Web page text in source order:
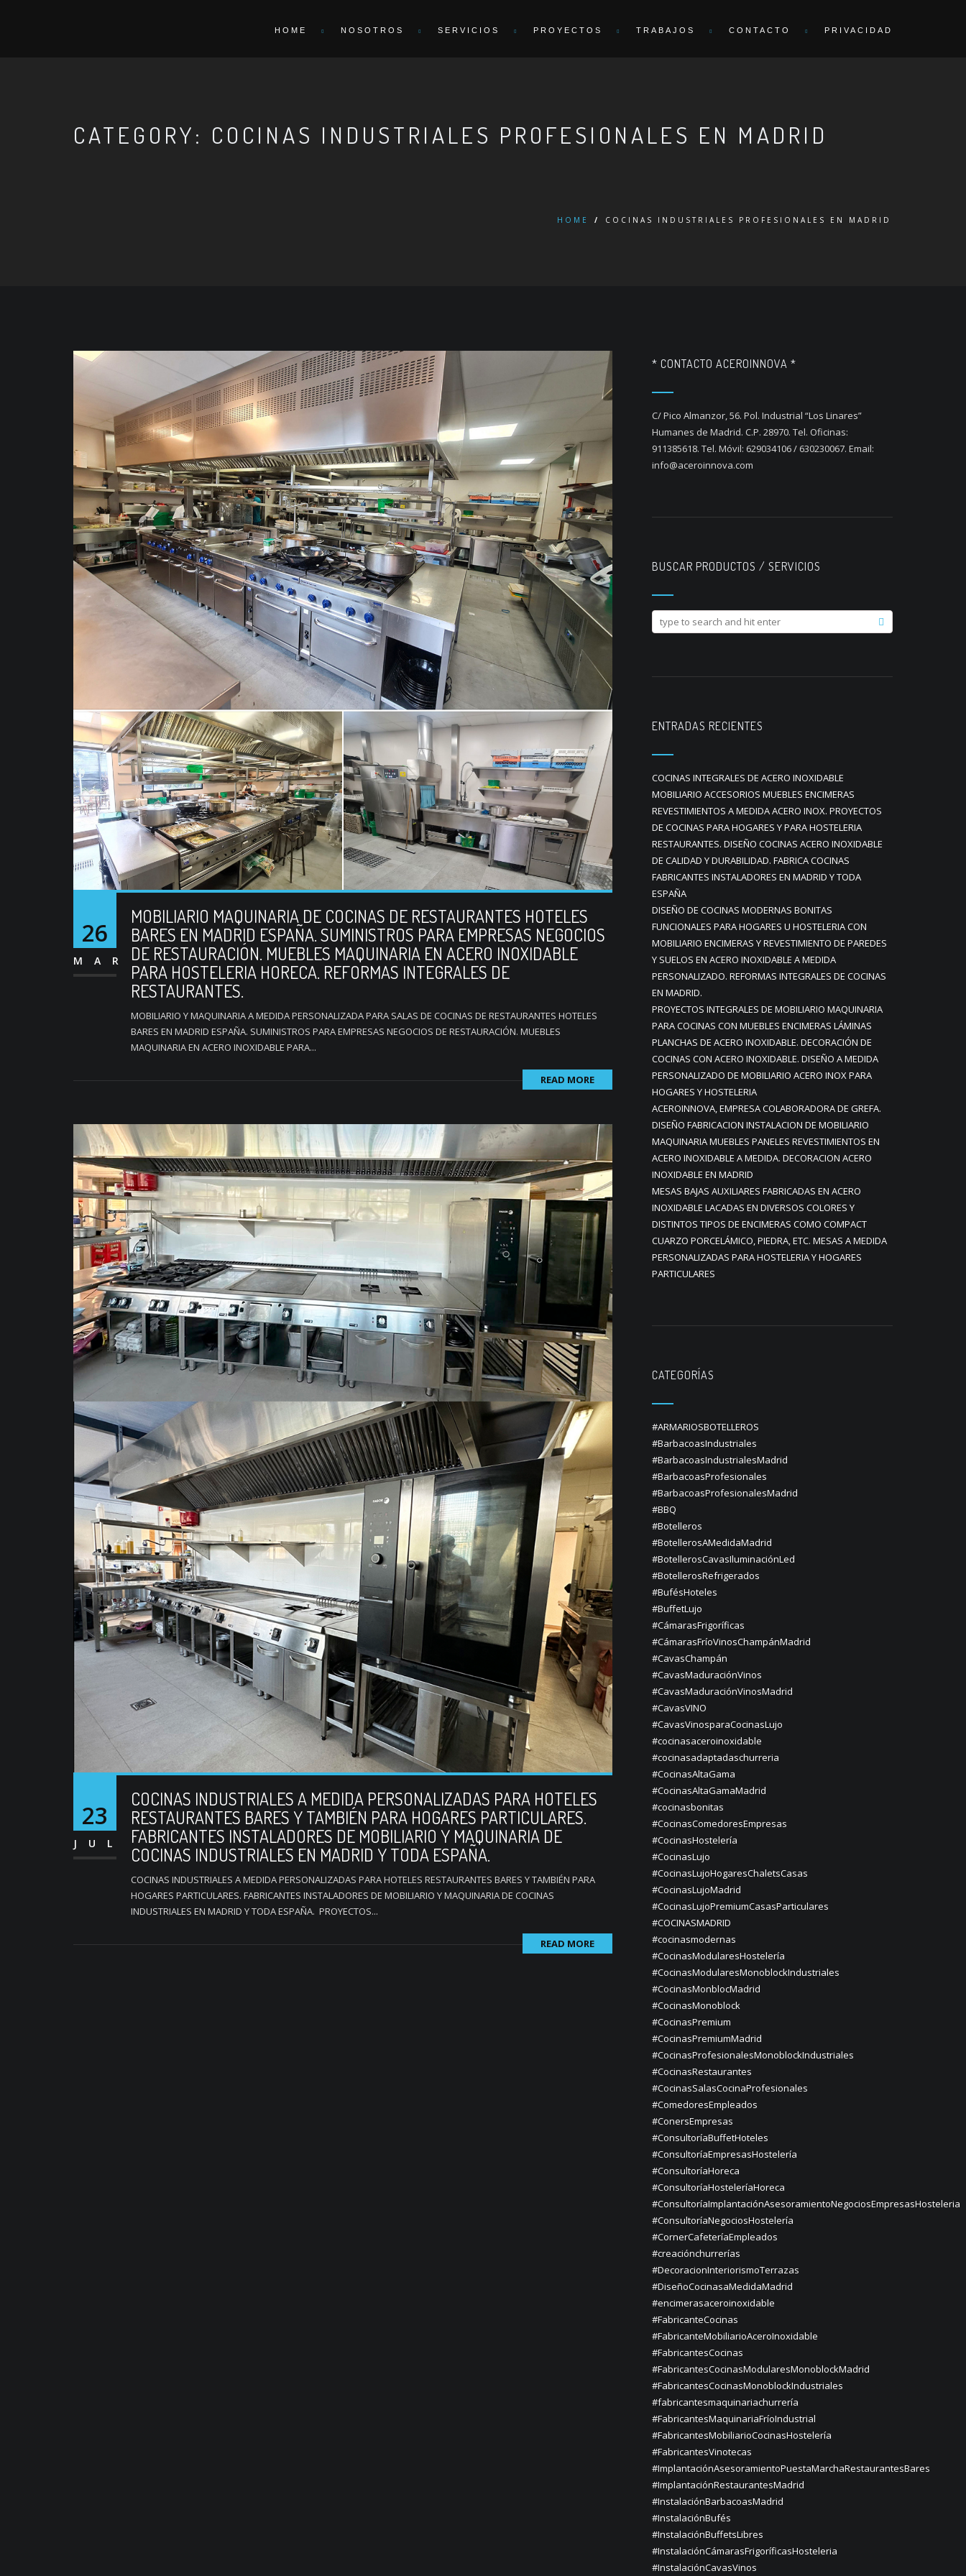
HOME NOSOTROS SERVICIOS PROYECTOS TRABAJOS CONTACTO PRIVACIDAD
CATEGORY: COCINAS INDUSTRIALES PROFESIONALES EN MADRID
HOME / COCINAS INDUSTRIALES PROFESIONALES EN MADRID
26
MAR
MOBILIARIO MAQUINARIA DE COCINAS DE RESTAURANTES HOTELES
BARES EN MADRID ESPAÑA. SUMINISTROS PARA EMPRESAS NEGOCIOS
DE RESTAURACIÓN. MUEBLES MAQUINARIA EN ACERO INOXIDABLE
PARA HOSTELERIA HORECA. REFORMAS INTEGRALES DE
RESTAURANTES.
MOBILIARIO Y MAQUINARIA A MEDIDA PERSONALIZADA PARA SALAS DE COCINAS DE RESTAURANTES HOTELES
BARES EN MADRID ESPAÑA. SUMINISTROS PARA EMPRESAS NEGOCIOS DE RESTAURACIÓN. MUEBLES
MAQUINARIA EN ACERO INOXIDABLE PARA...
READ MORE
23
JUL
COCINAS INDUSTRIALES A MEDIDA PERSONALIZADAS PARA HOTELES
RESTAURANTES BARES Y TAMBIÉN PARA HOGARES PARTICULARES.
FABRICANTES INSTALADORES DE MOBILIARIO Y MAQUINARIA DE
COCINAS INDUSTRIALES EN MADRID Y TODA ESPAÑA.
COCINAS INDUSTRIALES A MEDIDA PERSONALIZADAS PARA HOTELES RESTAURANTES BARES Y TAMBIÉN PARA
HOGARES PARTICULARES. FABRICANTES INSTALADORES DE MOBILIARIO Y MAQUINARIA DE COCINAS
INDUSTRIALES EN MADRID Y TODA ESPAÑA. PROYECTOS...
READ MORE
* CONTACTO ACEROINNOVA *
C/ Pico Almanzor, 56. Pol. Industrial “Los Linares”
Humanes de Madrid. C.P. 28970. Tel. Oficinas:
911385618. Tel. Móvil: 629034106 / 630230067. Email:
info@aceroinnova.com
BUSCAR PRODUCTOS / SERVICIOS
ENTRADAS RECIENTES
COCINAS INTEGRALES DE ACERO INOXIDABLE
MOBILIARIO ACCESORIOS MUEBLES ENCIMERAS
REVESTIMIENTOS A MEDIDA ACERO INOX. PROYECTOS
DE COCINAS PARA HOGARES Y PARA HOSTELERIA
RESTAURANTES. DISEÑO COCINAS ACERO INOXIDABLE
DE CALIDAD Y DURABILIDAD. FABRICA COCINAS
FABRICANTES INSTALADORES EN MADRID Y TODA
ESPAÑA
DISEÑO DE COCINAS MODERNAS BONITAS
FUNCIONALES PARA HOGARES U HOSTELERIA CON
MOBILIARIO ENCIMERAS Y REVESTIMIENTO DE PAREDES
Y SUELOS EN ACERO INOXIDABLE A MEDIDA
PERSONALIZADO. REFORMAS INTEGRALES DE COCINAS
EN MADRID.
PROYECTOS INTEGRALES DE MOBILIARIO MAQUINARIA
PARA COCINAS CON MUEBLES ENCIMERAS LÁMINAS
PLANCHAS DE ACERO INOXIDABLE. DECORACIÓN DE
COCINAS CON ACERO INOXIDABLE. DISEÑO A MEDIDA
PERSONALIZADO DE MOBILIARIO ACERO INOX PARA
HOGARES Y HOSTELERIA
ACEROINNOVA, EMPRESA COLABORADORA DE GREFA.
DISEÑO FABRICACION INSTALACION DE MOBILIARIO
MAQUINARIA MUEBLES PANELES REVESTIMIENTOS EN
ACERO INOXIDABLE A MEDIDA. DECORACION ACERO
INOXIDABLE EN MADRID
MESAS BAJAS AUXILIARES FABRICADAS EN ACERO
INOXIDABLE LACADAS EN DIVERSOS COLORES Y
DISTINTOS TIPOS DE ENCIMERAS COMO COMPACT
CUARZO PORCELÁMICO, PIEDRA, ETC. MESAS A MEDIDA
PERSONALIZADAS PARA HOSTELERIA Y HOGARES
PARTICULARES
CATEGORÍAS
#ARMARIOSBOTELLEROS
#BarbacoasIndustriales
#BarbacoasIndustrialesMadrid
#BarbacoasProfesionales
#BarbacoasProfesionalesMadrid
#BBQ
#Botelleros
#BotellerosAMedidaMadrid
#BotellerosCavasIluminaciónLed
#BotellerosRefrigerados
#BufésHoteles
#BuffetLujo
#CámarasFrigoríficas
#CámarasFríoVinosChampánMadrid
#CavasChampán
#CavasMaduraciónVinos
#CavasMaduraciónVinosMadrid
#CavasVINO
#CavasVinosparaCocinasLujo
#cocinasaceroinoxidable
#cocinasadaptadaschurreria
#CocinasAltaGama
#CocinasAltaGamaMadrid
#cocinasbonitas
#CocinasComedoresEmpresas
#CocinasHostelería
#CocinasLujo
#CocinasLujoHogaresChaletsCasas
#CocinasLujoMadrid
#CocinasLujoPremiumCasasParticulares
#COCINASMADRID
#cocinasmodernas
#CocinasModularesHostelería
#CocinasModularesMonoblockIndustriales
#CocinasMonblocMadrid
#CocinasMonoblock
#CocinasPremium
#CocinasPremiumMadrid
#CocinasProfesionalesMonoblockIndustriales
#CocinasRestaurantes
#CocinasSalasCocinaProfesionales
#ComedoresEmpleados
#ConersEmpresas
#ConsultoríaBuffetHoteles
#ConsultoríaEmpresasHostelería
#ConsultoríaHoreca
#ConsultoríaHosteleríaHoreca
#ConsultoríaImplantaciónAsesoramientoNegociosEmpresasHosteleria
#ConsultoríaNegociosHostelería
#CornerCafeteríaEmpleados
#creaciónchurrerías
#DecoracionInteriorismoTerrazas
#DiseñoCocinasaMedidaMadrid
#encimerasaceroinoxidable
#FabricanteCocinas
#FabricanteMobiliarioAceroInoxidable
#FabricantesCocinas
#FabricantesCocinasModularesMonoblockMadrid
#FabricantesCocinasMonoblockIndustriales
#fabricantesmaquinariachurrería
#FabricantesMaquinariaFríoIndustrial
#FabricantesMobiliarioCocinasHostelería
#FabricantesVinotecas
#ImplantaciónAsesoramientoPuestaMarchaRestaurantesBares
#ImplantaciónRestaurantesMadrid
#InstalaciónBarbacoasMadrid
#InstalaciónBufés
#InstalaciónBuffetsLibres
#InstalaciónCámarasFrigoríficasHosteleria
#InstalaciónCavasVinos